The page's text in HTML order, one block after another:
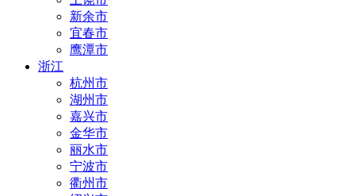
新余市
宜春市
鹰潭市
浙江
杭州市
湖州市
嘉兴市
金华市
丽水市
宁波市
衢州市